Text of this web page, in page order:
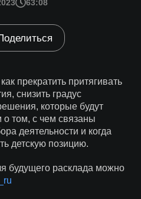
63:08
прекратить притягивать
снизить градус
которые будут
о том, с чем связаны
деятельности и когда
детскую позицию.
будущего расклада можно